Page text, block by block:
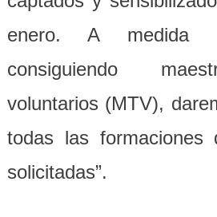
enero. A medida
consiguiendo
voluntarios (MTV),
todas las formaciones
solicitadas”.